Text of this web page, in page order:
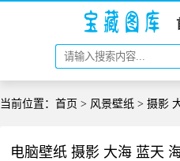
当前位置： 首页 > 风景壁纸 > 摄影
电脑壁纸 摄影 大海 蓝天